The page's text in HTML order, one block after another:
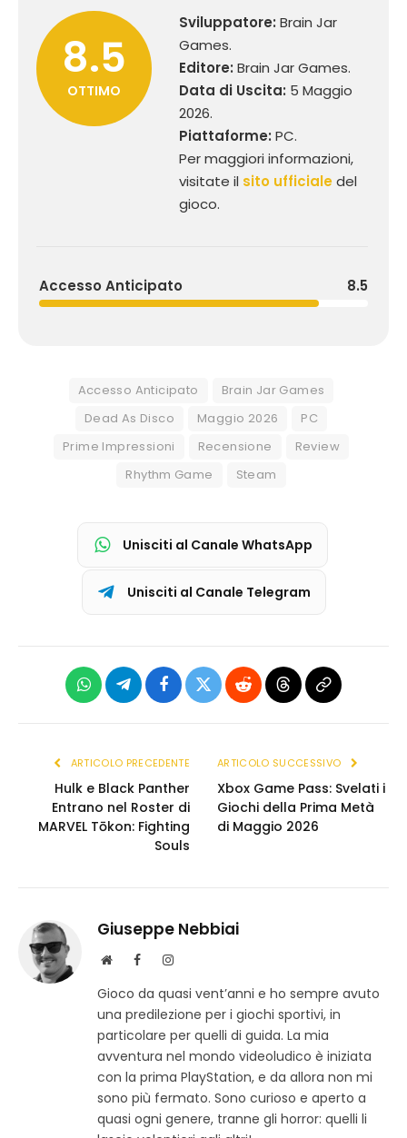
8.5
OTTIMO
Sviluppatore: Brain Jar
Games.
Editore: Brain Jar Games.
Data di Uscita: 5 Maggio
2026.
Piattaforme: PC.
Per maggiori informazioni,
visitate il sito ufficialedel
gioco.
Accesso Anticipato 8.5
Accesso Anticipato
Brain Jar Games
Dead As Disco
Maggio 2026
PC
Prime Impressioni
Recensione
Review
Rhythm Game
Steam
Unisciti al Canale WhatsApp
Unisciti al Canale Telegram
WhatsAppTelegramFacebook
X
Reddit ThreadsCopia
ARTICOLO PRECEDENTE
Hulk e Black Panther
Entrano nel Roster di
MARVEL Tōkon: Fighting
Souls
ARTICOLO SUCCESSIVO
Xbox Game Pass: Svelati i
Giochi della Prima Metà
di Maggio 2026
Giuseppe Nebbiai
S
t
o
w
F
c
e
b
k
I
s
t
a
m
Gioco da quasi vent’anni e ho sempre avuto
una predilezione per i giochi sportivi, in
particolare per quelli di guida. La mia
avventura nel mondo videoludico è iniziata
con la prima PlayStation, e da allora non mi
sono più fermato. Sono curioso e aperto a
quasi ogni genere, tranne gli horror: quelli li